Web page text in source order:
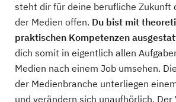
steht dir für deine berufliche Zukunft
der Medien offen. Du bist mit
praktischen Kompetenzen
dich somit in eigentlich allen
Medien nach einem Job umsehen.
der Medienbranche unterliegen
und verändern sich unaufhörlich.